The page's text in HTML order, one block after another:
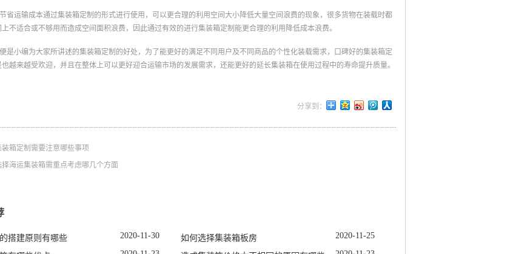
省运输成本通过集装箱定制的形式进行使用，可以更合理的利用空间大小降低大量空间浪费的现象，很多货物在装载时都
不适合或不够用而造成空间面积浪费，因此通过有效的进行集装箱定制能更合理的利用降低成本浪费。
是小编为大家所讲述的集装箱定制的好处，为了能更好的满足不同用户及不同商品的个性化装载需求，口碑好的集装箱定
越来越受欢迎，并且在整体上可以更好迎合运输市场的发展需求，还能更好的延长集装箱在使用过程中的寿命提升质量。
装箱定制需要注意哪些事项
择海运集装箱需重点考虑哪几个方面
搭建原则有哪些 2020-11-30 如何选择集装箱板房 2020-11-25